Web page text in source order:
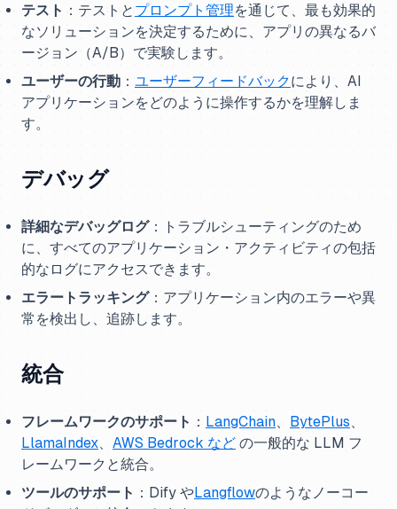
テスト ：テストと プロンプト管理を通じて、最も効果的
なソリューションを決定するために、アプリの異なるバ
ージョン（A/B）で実験します。
ユーザーの行動 ： ユーザーフィードバックにより、AI
アプリケーションをどのように操作するかを理解しま
す。
デバッグ
詳細なデバッグログ：トラブルシューティングのため
に、すべてのアプリケーション・アクティビティの包括
的なログにアクセスできます。
エラートラッキング：アプリケーション内のエラーや異
常を検出し、追跡します。
統合
フレームワークのサポート ： LangChain BytePlus
LlamaIndex
AWS Bedrock など の一般的な LLM フ
レームワークと統合。
ツールのサポート ：Dify やLangflowのようなノーコー